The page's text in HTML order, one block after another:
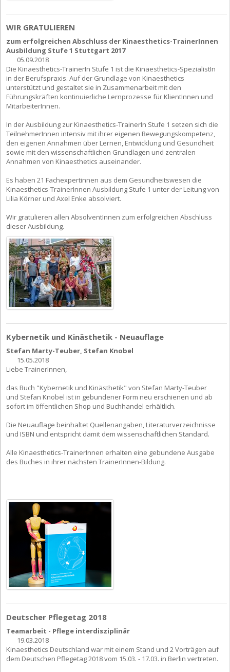
WIR GRATULIEREN
zum erfolgreichen Abschluss der Kinaesthetics-TrainerInnen
Ausbildung Stufe 1 Stuttgart 2017
05.09.2018
Die Kinaesthetics-TrainerIn Stufe 1 ist die Kinaesthetics-SpezialistIn
in der Berufspraxis. Auf der Grundlage von Kinaesthetics
unterstützt und gestaltet sie in Zusammenarbeit mit den
Führungskräften kontinuierliche Lernprozesse für KlientInnen und
MitarbeiterInnen.
In der Ausbildung zur Kinaesthetics-TrainerIn Stufe 1 setzen sich die
TeilnehmerInnen intensiv mit ihrer eigenen Bewegungskompetenz,
den eigenen Annahmen über Lernen, Entwicklung und Gesundheit
sowie mit den wissenschaftlichen Grundlagen und zentralen
Annahmen von Kinaesthetics auseinander.
Es haben 21 Fachexpertinnen aus dem Gesundheitswesen die
Kinaesthetics-TrainerInnen Ausbildung Stufe 1 unter der Leitung von
Lilia Körner und Axel Enke absolviert.
Wir gratulieren allen AbsolventInnen zum erfolgreichen Abschluss
dieser Ausbildung.
Kybernetik und Kinästhetik - Neuauflage
Stefan Marty-Teuber, Stefan Knobel
15.05.2018
Liebe TrainerInnen,
das Buch "Kybernetik und Kinästhetik" von Stefan Marty-Teuber
und Stefan Knobel ist in gebundener Form neu erschienen und ab
sofort im öffentlichen Shop und Buchhandel erhältlich.
Die Neuauflage beinhaltet Quellenangaben, Literaturverzeichnisse
und ISBN und entspricht damit dem wissenschaftlichen Standard.
Alle Kinaesthetics-TrainerInnen erhalten eine gebundene Ausgabe
des Buches in ihrer nächsten TrainerInnen-Bildung.
Deutscher Pflegetag 2018
Teamarbeit - Pflege interdisziplinär
19.03.2018
Kinaesthetics Deutschland war mit einem Stand und 2 Vorträgen auf
dem Deutschen Pflegetag 2018 vom 15.03. - 17.03. in Berlin vertreten.